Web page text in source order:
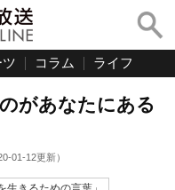
コラム ライフ
があなたにある
01-12更新）